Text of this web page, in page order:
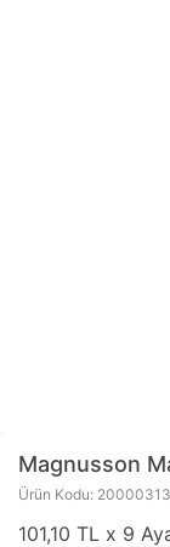
Magnusson
Ürün Kodu:
101,10 TL x 9